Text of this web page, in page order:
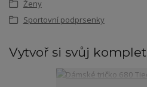
Ženy
Sportovní podprsenky
Vytvoř si svůj komplet